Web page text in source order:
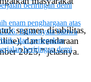
segmen disabilitas,
dan kendaraan
2025,” jelasnya.